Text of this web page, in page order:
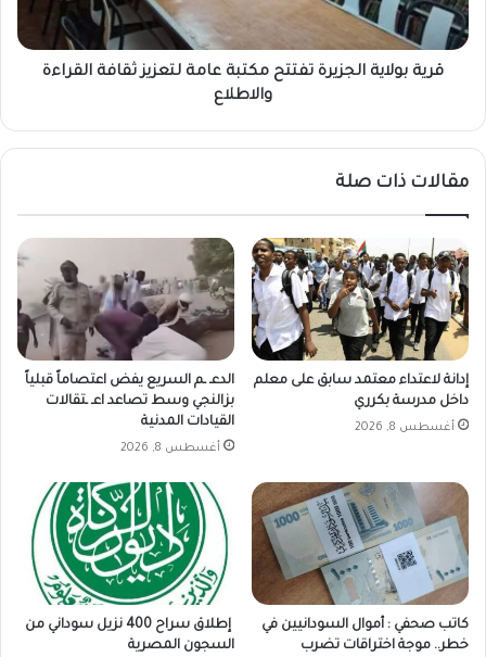
ثقافة
القراءة
والاطلاعقرية بولاية الجزيرة تفتتح مكتبة عامة لتعزيز ثقافة القراءة
والاطلاع
مقالات ذات صلة
إدانة لاعتداء معتمد سابق على معلم
داخل مدرسة بكرري
أغسطس 8, 2026
الدعـ ـم السريع يفض اعتصاماً قبلياً
بزالنجي وسط تصاعد اعـ ـتقالات
القيادات المدنية
أغسطس 8, 2026
كاتب صحفي : أموال السودانيين في
خطر.. موجة اختراقات تضرب
إطلاق سراح 400 نزيل سوداني من
السجون المصرية